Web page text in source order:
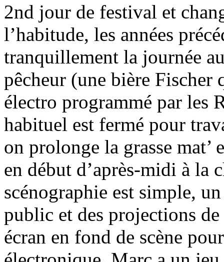
2nd jour de festival et
l’habitude, les années
tranquillement la journée
pêcheur (une bière
électro programmé par les
habituel est fermé pour
on prolonge la grasse mat’
en début d’après-midi à la
scénographie est simple,
public et des projections
écran en fond de scène